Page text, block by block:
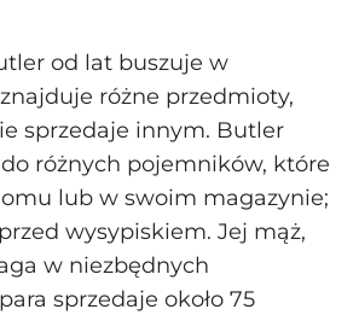
od lat buszuje w
różne przedmioty,
sprzedaje innym. Butler
różnych pojemników, które
lub w swoim magazynie;
wysypiskiem. Jej mąż,
w niezbędnych
sprzedaje około 75